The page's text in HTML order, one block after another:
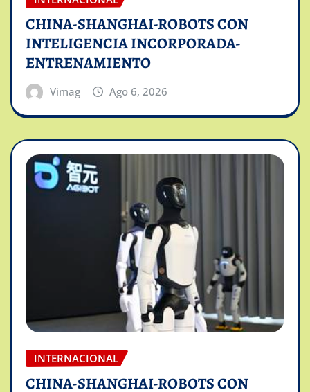
CHINA-SHANGHAI-ROBOTS CON
INTELIGENCIA INCORPORADA-
ENTRENAMIENTO
Vimag Ago 6, 2026
INTERNACIONAL
CHINA-SHANGHAI-ROBOTS CON